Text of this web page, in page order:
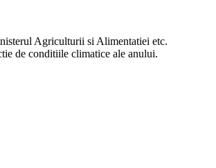
Agriculturii si Alimentatiei etc.
de conditiile climatice ale anului.